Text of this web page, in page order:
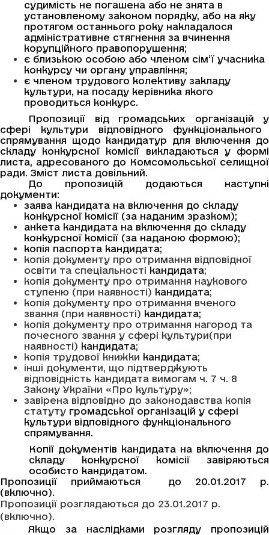
судимість не погашена або не знята в
установленому законом порядку, або на яку
протягом останнього року накладалося
адміністративне стягнення за вчинення
корупційного правопорушення;
є близькою особою або членом сім’ї учасника
конкурсу чи органу управління;
є членом трудового колективу закладу
культури, на посаду керівника якого
проводиться конкурс.
Пропозиції від громадських організацій у
сфері культури відповідного функціонального
спрямування
щодо кандидатур для включення до
складу конкурсної комісії викладаються у формі
листа, адресованого до Комсомольської селищної
ради. Зміст листа довільний.
До пропозицій додаються наступні
документи:
заява кандидата на включення до складу
конкурсної комісії (за наданим зразком);
анкета кандидата на включення до складу
конкурсної комісії (за наданою формою);
копія паспорта кандидата;
копія документу про отримання відповідної
освіти та спеціальності кандидата;
копія документу про отримання наукового
ступеню (при наявності) кандидата;
копія документу про отримання вченого
звання (при наявності) кандидата;
копія документу про отримання нагород та
почесного звання у сфері культури(при
наявності) кандидата;
копія трудової книжки кандидата;
інші документи, що підтверджують
відповідність кандидата вимогам ч. 7 ч. 8
Закону України «Про культуру»;
завірена відповідно до законодавства копія
статуту громадської організацій у сфері
культури відповідного функціонального
спрямування.
Копії документів кандидата на включення до
складу конкурсної комісії завіряються
особисто кандидатом.
Пропозиції приймаються до 20.01.2017 р.
(включно).
Пропозиції розглядаються до 23.01.2017 р.
(включно).
Якщо за наслідками розгляду пропозицій